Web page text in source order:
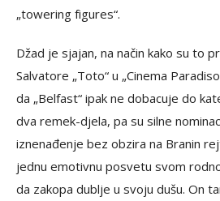
„towering figures“.
Džad je sjajan, na način kako su to
Salvatore „Toto“ u „Cinema
da „Belfast“ ipak ne dobacuje do
dva remek-djela, pa su silne
iznenađenje bez obzira na Branin
jednu emotivnu posvetu svom
da zakopa dublje u svoju dušu. On